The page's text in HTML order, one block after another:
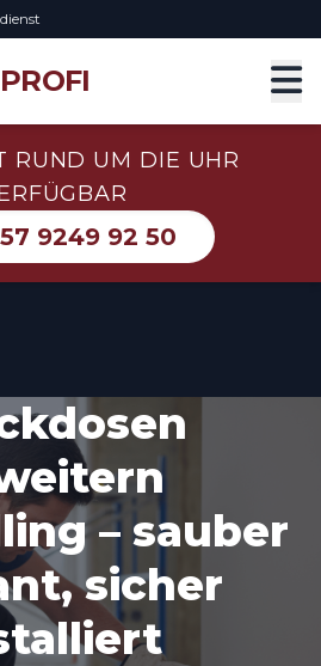
PROFI
RUND UM DIE UHR
9249 92 50
– sauber
sicher